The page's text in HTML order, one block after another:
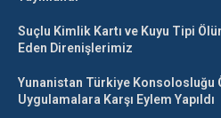
Suçlu Kimlik Kartı ve Kuyu Tipi
Eden Direnişlerimiz
Yunanistan Türkiye Konsolosluğu
Uygulamalara Karşı Eylem Yapıldı